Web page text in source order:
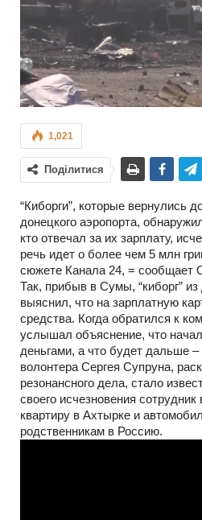
1,021
Поділитися
“Киборги”, которые вернулись
донецкого аэропорта,
кто отвечал за их зарплату,
речь идет о более чем 5 млн
сюжете Канала 24, = сообщает
Так, прибыв в Сумы, “киборг” из
выяснил, что на зарплатную
средства. Когда обратился к
услышал объяснение, что
деньгами, а что будет дальше
волонтера Сергея Супруна,
резонансного дела, стало
своего исчезновения
квартиру в Ахтырке и
родственникам в Россию.